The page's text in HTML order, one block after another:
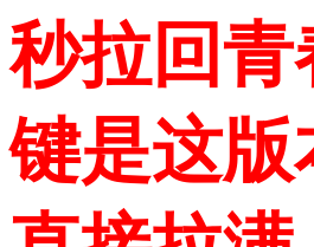
秒拉回青
键是这版